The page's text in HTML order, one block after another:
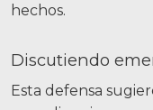
hechos.
Discutiendo
Esta defensa